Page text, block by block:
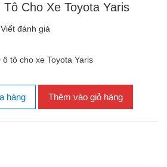
Cho Xe Toyota Yaris
Viết đánh giá
tô cho xe Toyota Yaris
hàng Thêm vào giỏ hàng